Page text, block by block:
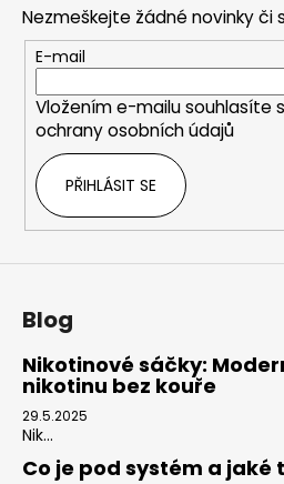
Nezmeškejte žádné novinky či
E-mail
Vložením e-mailu souhlasíte s
ochrany osobních údajů
PŘIHLÁSIT SE
Blog
Nikotinové sáčky:
nikotinu bez kouře
29.5.2025
Nik...
Co je pod systém a jaké